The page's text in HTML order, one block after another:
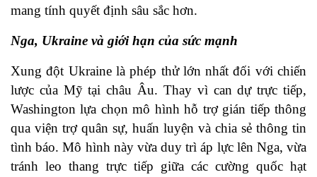
mang tính quyết định sâu sắc hơn.
Nga, Ukraine và giới hạn của sức mạnh
Xung đột Ukraine là phép thử lớn nhất đối với chiến
lược của Mỹ tại châu Âu. Thay vì can dự trực tiếp,
Washington lựa chọn mô hình hỗ trợ gián tiếp thông
qua viện trợ quân sự, huấn luyện và chia sẻ thông tin
tình báo. Mô hình này vừa duy trì áp lực lên Nga, vừa
tránh leo thang trực tiếp giữa các cường quốc hạt